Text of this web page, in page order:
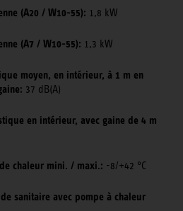
(A20 / W10-55): 1,8 kW
(A7 / W10-55): 1,3 kW
moyen, en intérieur, à 1 m en
37 dB(A)
en intérieur, avec gaine de 4 m
chaleur mini. / maxi.: -8/+42 °C
sanitaire avec pompe à chaleur